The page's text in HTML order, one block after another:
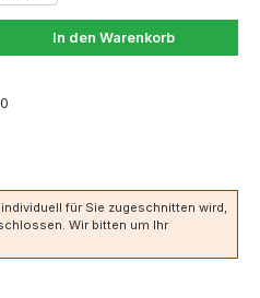
gewünschten Wert ein
In den Warenkorb
für Sie zugeschnitten wird,
Wir bitten um Ihr